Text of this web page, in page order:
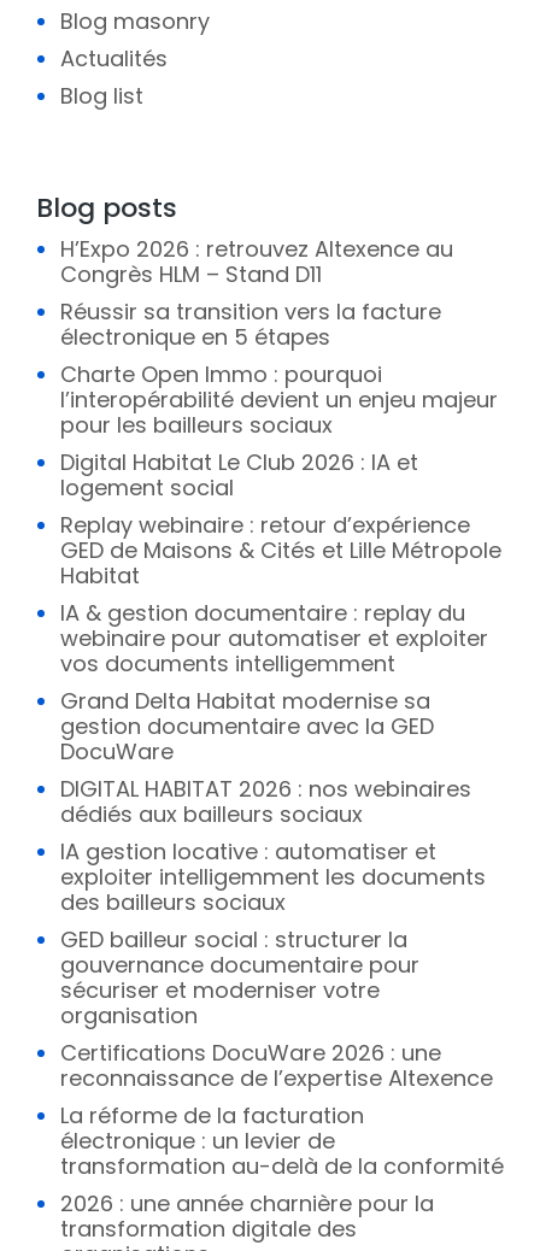
Blog masonry
Actualités
Blog list
Blog posts
H’Expo 2026 : retrouvez Altexence au
Congrès HLM – Stand D11
Réussir sa transition vers la facture
électronique en 5 étapes
Charte Open Immo : pourquoi
l’interopérabilité devient un enjeu majeur
pour les bailleurs sociaux
Digital Habitat Le Club 2026 : IA et
logement social
Replay webinaire : retour d’expérience
GED de Maisons & Cités et Lille Métropole
Habitat
IA & gestion documentaire : replay du
webinaire pour automatiser et exploiter
vos documents intelligemment
Grand Delta Habitat modernise sa
gestion documentaire avec la GED
DocuWare
DIGITAL HABITAT 2026 : nos webinaires
dédiés aux bailleurs sociaux
IA gestion locative : automatiser et
exploiter intelligemment les documents
des bailleurs sociaux
GED bailleur social : structurer la
gouvernance documentaire pour
sécuriser et moderniser votre
organisation
Certifications DocuWare 2026 : une
reconnaissance de l’expertise Altexence
La réforme de la facturation
électronique : un levier de
transformation au-delà de la conformité
2026 : une année charnière pour la
transformation digitale des